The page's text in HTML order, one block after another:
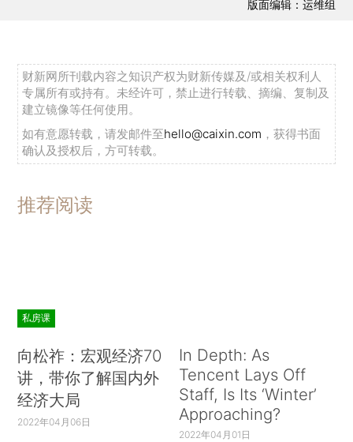
版面编辑：运维组
财新网所刊载内容之知识产权为财新传媒及/或相关权利人
专属所有或持有。未经许可，禁止进行转载、摘编、复制及
建立镜像等任何使用。
如有意愿转载，请发邮件至hello@caixin.com ，获得书面
确认及授权后，方可转载。
推荐阅读
私房课
向松祚：宏观经济70
讲，带你了解国内外
经济大局
2022年04月06日
In Depth: As
Tencent Lays Off
Staff, Is Its ‘Winter’
Approaching?
2022年04月01日